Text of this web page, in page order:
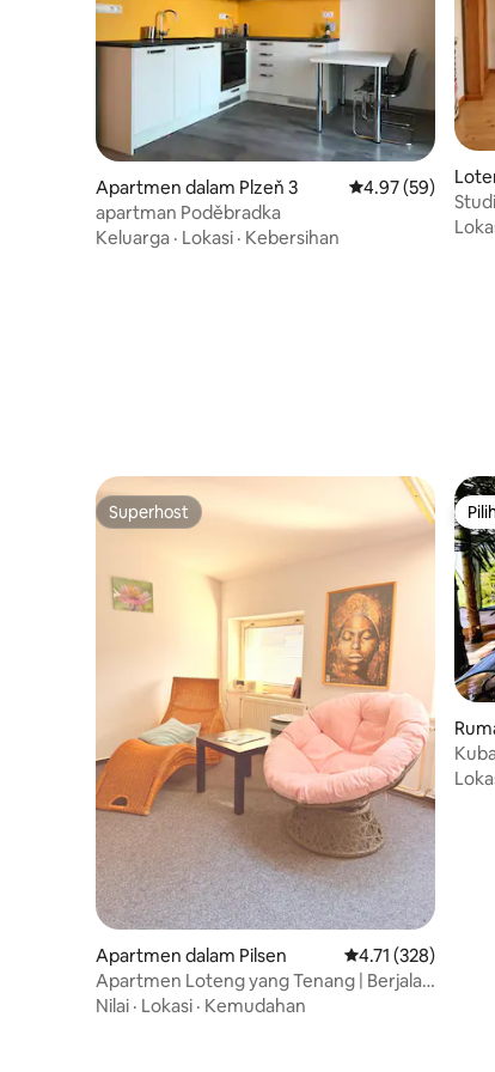
Apartmen dalam Plzeň 3 Penarafan
4.97 (59)
apartman Poděbradka
Keluarga · Lokasi · Kebersihan
y
dan
Superhost
Superhost
Apartmen dalam Pilsen Penarafan purata
4.71 (328)
Apartmen Loteng yang Tenang | Berjalan
ke mana-mana
Nilai · Lokasi · Kemudahan